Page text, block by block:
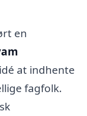
en
at indhente
fagfolk.